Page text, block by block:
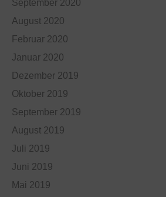
September 2020
August 2020
Februar 2020
Januar 2020
Dezember 2019
Oktober 2019
September 2019
August 2019
Juli 2019
Juni 2019
Mai 2019